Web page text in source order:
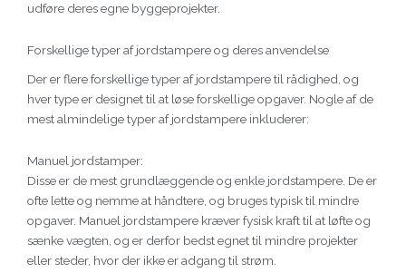
udføre deres egne byggeprojekter.
Forskellige typer af jordstampere og deres anvendelse
Der er flere forskellige typer af jordstampere til rådighed, og
hver type er designet til at løse forskellige opgaver. Nogle af de
mest almindelige typer af jordstampere inkluderer:
Manuel jordstamper:
Disse er de mest grundlæggende og enkle jordstampere. De er
ofte lette og nemme at håndtere, og bruges typisk til mindre
opgaver. Manuel jordstampere kræver fysisk kraft til at løfte og
sænke vægten, og er derfor bedst egnet til mindre projekter
eller steder, hvor der ikke er adgang til strøm.